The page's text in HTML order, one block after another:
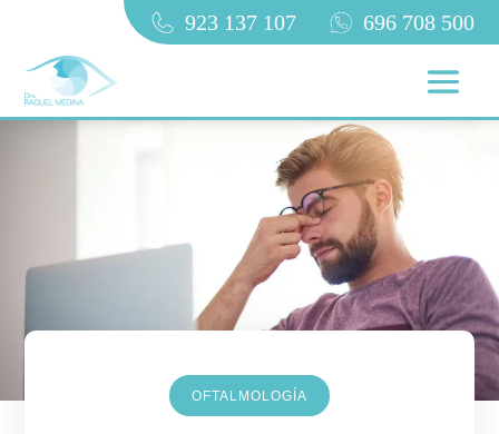
923 137 107 696 708 500
OFTALMOLOGÍA